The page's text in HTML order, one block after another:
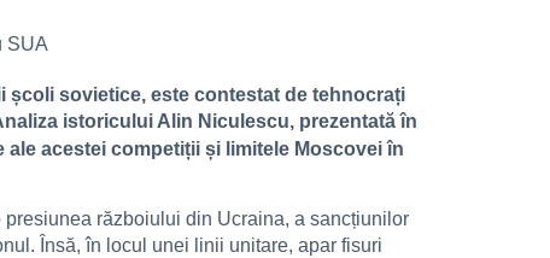
sovietice, este contestat de tehnocrați
istoricului Alin Niculescu, prezentată în
ale acestei competiții și limitele Moscovei în
războiului din Ucraina, a sancțiunilor
Însă, în locul unei linii unitare, apar fisuri